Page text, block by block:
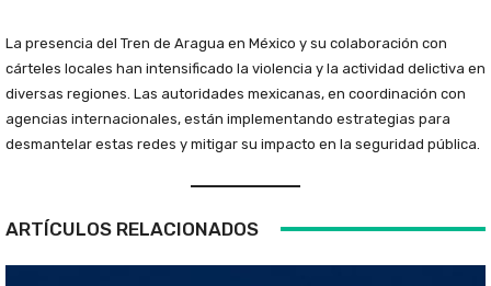
La presencia del Tren de Aragua en México y su colaboración con
cárteles locales han intensificado la violencia y la actividad delictiva en
diversas regiones. Las autoridades mexicanas, en coordinación con
agencias internacionales, están implementando estrategias para
desmantelar estas redes y mitigar su impacto en la seguridad pública.
ARTÍCULOS RELACIONADOS